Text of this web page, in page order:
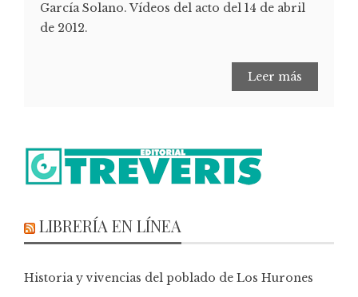
García Solano. Vídeos del acto del 14 de abril
de 2012.
Leer más
LIBRERÍA EN LÍNEA
Historia y vivencias del poblado de Los Hurones